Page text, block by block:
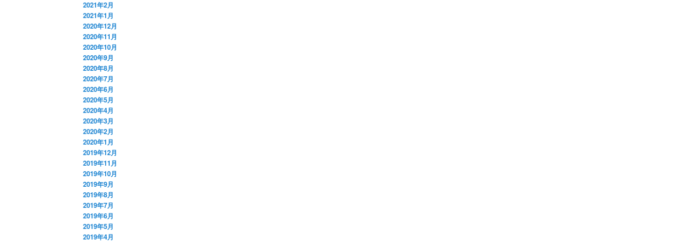
2021年2月
2021年1月
2020年12月
2020年11月
2020年10月
2020年9月
2020年8月
2020年7月
2020年6月
2020年5月
2020年4月
2020年3月
2020年2月
2020年1月
2019年12月
2019年11月
2019年10月
2019年9月
2019年8月
2019年7月
2019年6月
2019年5月
2019年4月